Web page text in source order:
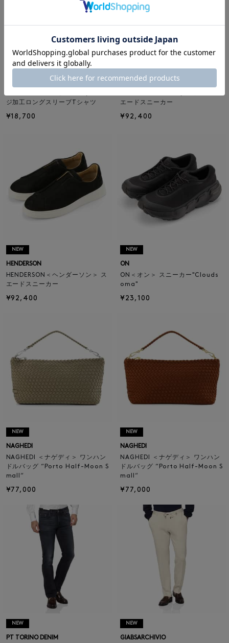
NEW
ジ加工ロングスリーブTシャツ
¥18,700
NEW
HENDERSON
エードスニーカー
¥92,400
NEW
HENDERSON
HENDERSON＜ヘンダーソン＞ ス
エードスニーカー
¥92,400
NEW
ON
ON＜オン＞ スニーカー"Clouds
oma"
¥23,100
NEW
NAGHEDI
NAGHEDI ＜ナゲディ＞ ワンハン
ドルバッグ “Porto Half-Moon S
mall“
¥77,000
NEW
NAGHEDI
NAGHEDI ＜ナゲディ＞ ワンハン
ドルバッグ “Porto Half-Moon S
mall“
¥77,000
NEW
PT TORINO DENIM
NEW
GIABSARCHIVIO